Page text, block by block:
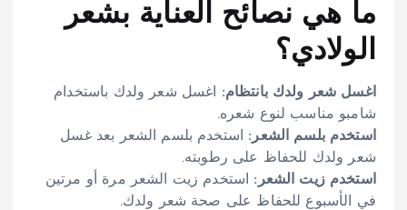
ما هي نصائح العناية بشعر
الولادي؟
اغسل شعر ولدك بانتظام:اغسل شعر ولدك باستخدام
شامبو مناسب لنوع شعره.
استخدم بلسم الشعر: استخدم بلسم الشعر بعد غسل
شعر ولدك للحفاظ على رطوبته.
استخدم زيت الشعر: استخدم زيت الشعر مرة أو مرتين
في الأسبوع للحفاظ على صحة شعر ولدك.